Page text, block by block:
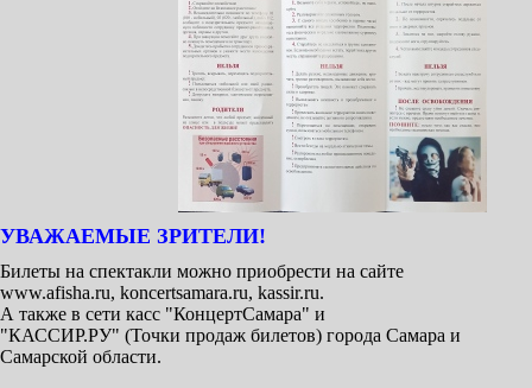
УВАЖАЕМЫЕ ЗРИТЕЛИ!
Билеты на спектакли можно приобрести на сайте
www.afisha.ru, koncertsamara.ru, kassir.ru.
А также в сети касс "КонцертСамара" и
"КАССИР.РУ" (Точки продаж билетов) города Самара и
Самарской области.